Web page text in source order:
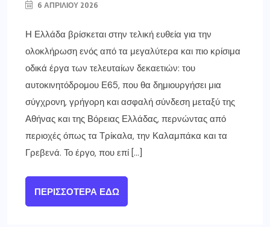
6 ΑΠΡΙΛΊΟΥ 2026
Η Ελλάδα βρίσκεται στην τελική ευθεία για την
ολοκλήρωση ενός από τα μεγαλύτερα και πιο κρίσιμα
οδικά έργα των τελευταίων δεκαετιών: του
αυτοκινητόδρομου Ε65, που θα δημιουργήσει μια
σύγχρονη, γρήγορη και ασφαλή σύνδεση μεταξύ της
Αθήνας και της Βόρειας Ελλάδας, περνώντας από
περιοχές όπως τα Τρίκαλα, την Καλαμπάκα και τα
Γρεβενά. Το έργο, που επί […]
ΠΕΡΙΣΣΌΤΕΡΑ ΕΔΏ